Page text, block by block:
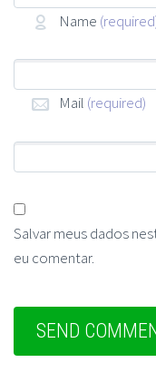
Name
Mail (required)
Salvar meus dados
eu comentar.